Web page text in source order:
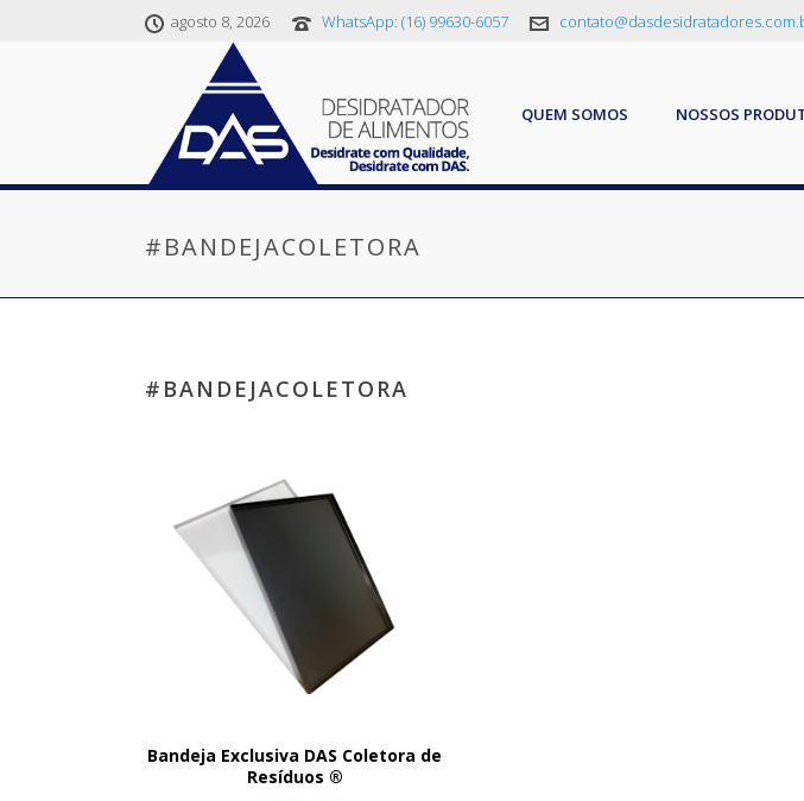
agosto 8, 2026 WhatsApp: (16) 99630-6057
QUEM SOMOS NOSSOS
#BANDEJACOLETORA
#BANDEJACOLETORA
Bandeja Exclusiva DAS Coletora de
Resíduos ®